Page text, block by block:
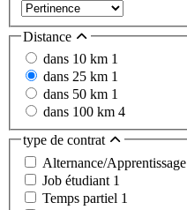
Distance
dans 10 km 1
dans 25 km 1
dans 50 km 1
dans 100 km 4
type de contrat
Alternance/Apprentissage
Job étudiant 1
Temps partiel 1